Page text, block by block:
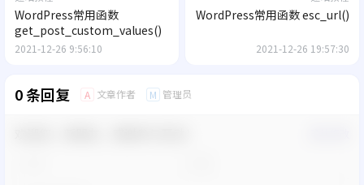
WordPress常用函数
get_post_custom_values()
2021-12-26 9:56:10
WordPress常用函数 esc_url()
2021-12-26 19:57:30
0 条回复 A 文章作者 M 管理员